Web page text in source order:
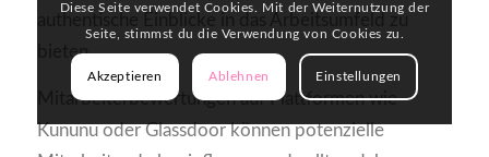
authentische Einblicke in das Arbeitsumfeld zu
bieten.
Mitarbeiterbewertungen auf Plattformen wie
Kununu oder Glassdoor können potenzielle
Diese Seite verwendet Cookies. Mit der Weiternutzung der
Seite, stimmst du die Verwendung von Cookies zu.
Akzeptieren Ablehnen Einstellungen